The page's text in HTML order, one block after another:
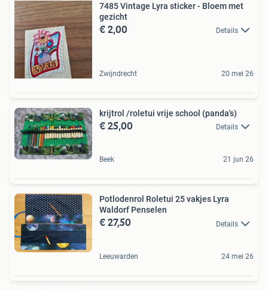
7485 Vintage Lyra sticker - Bloem met
gezicht
€ 2,00 Details
Zwijndrecht 20 mei 26
krijtrol /roletui vrije school (panda's)
€ 25,00 Details
Beek 21 jun 26
Potlodenrol Roletui 25 vakjes Lyra
Waldorf Penselen
€ 27,50 Details
Leeuwarden 24 mei 26